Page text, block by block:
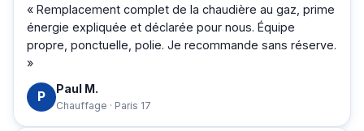
« Remplacement complet de la chaudière au gaz, prime
énergie expliquée et déclarée pour nous. Équipe
propre, ponctuelle, polie. Je recommande sans réserve.
»
P Paul M.
Chauffage · Paris 17